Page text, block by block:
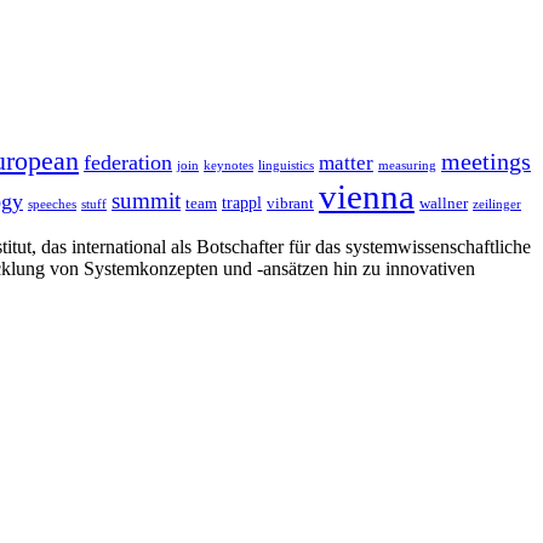
federation join keynotes linguistics matter measuring meetings
speeches stuff summit team trappl vibrant vienna wallner zeilinger
das international als Botschafter für das systemwissenschaftliche
von Systemkonzepten und -ansätzen hin zu innovativen